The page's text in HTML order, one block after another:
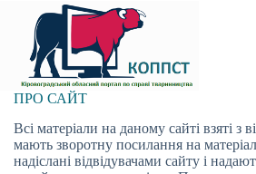
вмісту
ПРО САЙТ
Всі матеріали на даному сайті взяті з
мають зворотну посилання на матеріал
надіслані відвідувачами сайту і